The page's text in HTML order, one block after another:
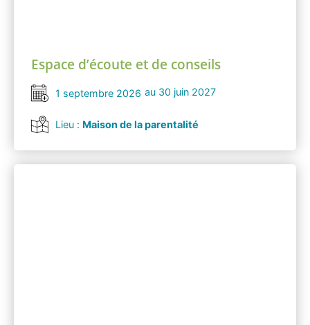
Espace d’écoute et de conseils
1 septembre 2026 au 30 juin 2027
Lieu : Maison de la parentalité